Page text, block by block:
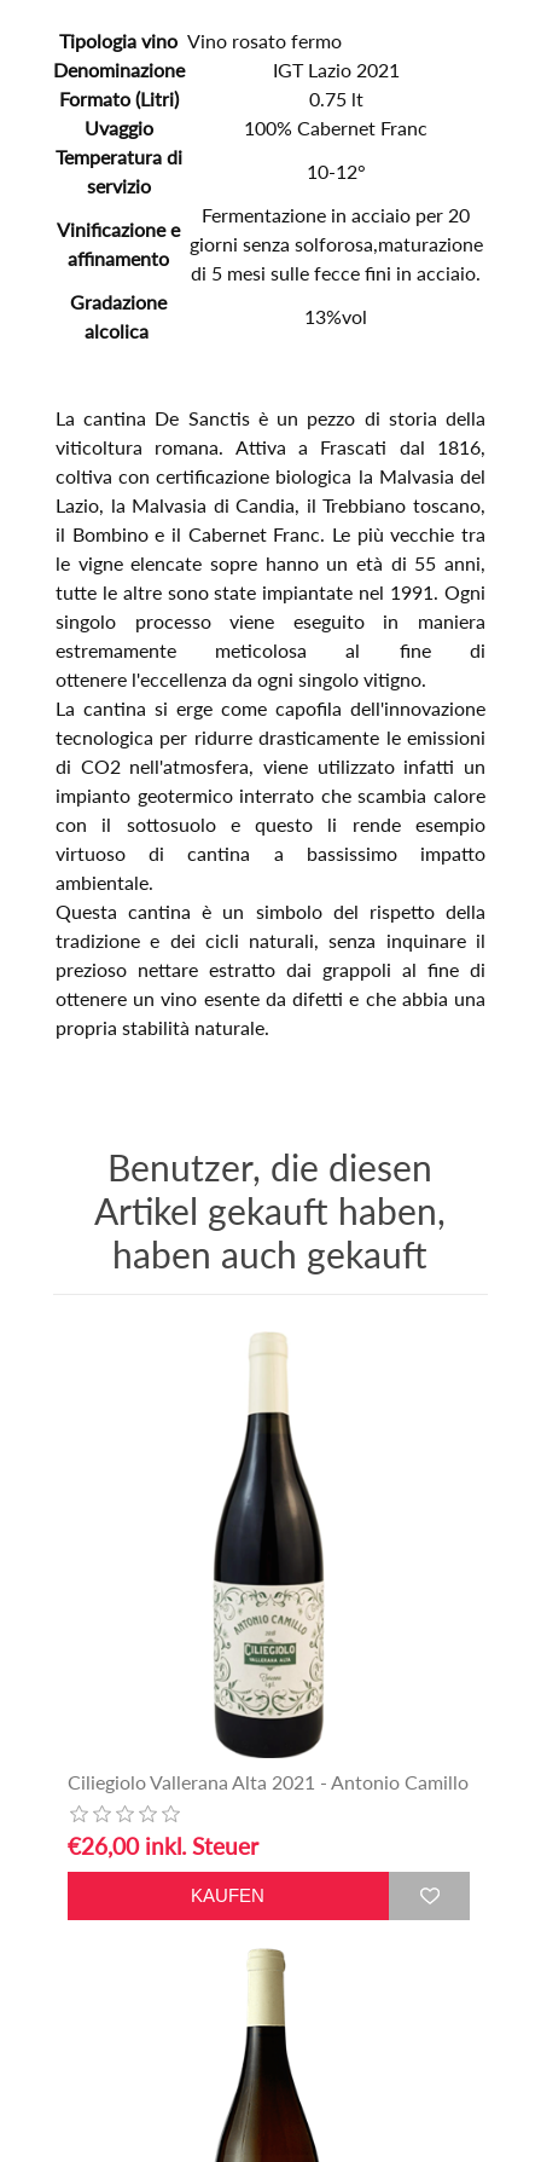
Tipologia vino Vino rosato fermo
Denominazione
IGT Lazio 2021
Formato (Litri)
0.75 lt
Uvaggio
100% Cabernet Franc
Temperatura di
servizio
10-12°
Vinificazione e
affinamento
Fermentazione in acciaio per 20
giorni senza solforosa,maturazione
di 5 mesi sulle fecce fini in acciaio.
Gradazione
alcolica
13%vol
La cantina De Sanctis è un pezzo di storia della
viticoltura romana. Attiva a Frascati dal 1816,
coltiva con certificazione biologica la Malvasia del
Lazio, la Malvasia di Candia, il Trebbiano toscano,
il Bombino e il Cabernet Franc. Le più vecchie tra
le vigne elencate sopre hanno un età di 55 anni,
tutte le altre sono state impiantate nel 1991. Ogni
singolo processo viene eseguito in maniera
estremamente meticolosa al fine di
ottenere l'eccellenza da ogni singolo vitigno.
La cantina si erge come capofila dell'innovazione
tecnologica per ridurre drasticamente le emissioni
di CO2 nell'atmosfera, viene utilizzato infatti un
impianto geotermico interrato che scambia calore
con il sottosuolo e questo li rende esempio
virtuoso di cantina a bassissimo impatto
ambientale.
Questa cantina è un simbolo del rispetto della
tradizione e dei cicli naturali, senza inquinare il
prezioso nettare estratto dai grappoli al fine di
ottenere un vino esente da difetti e che abbia una
propria stabilità naturale.
Benutzer, die diesen
Artikel gekauft haben,
haben auch gekauft
Ciliegiolo Vallerana Alta 2021 - Antonio Camillo
€26,00 inkl. Steuer